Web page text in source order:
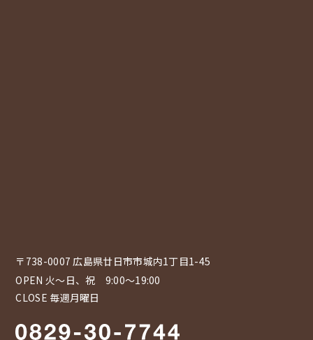
〒738-0007 広島県廿日市市城内1丁目1-45
OPEN 火〜日、祝 9:00～19:00
CLOSE 毎週月曜日